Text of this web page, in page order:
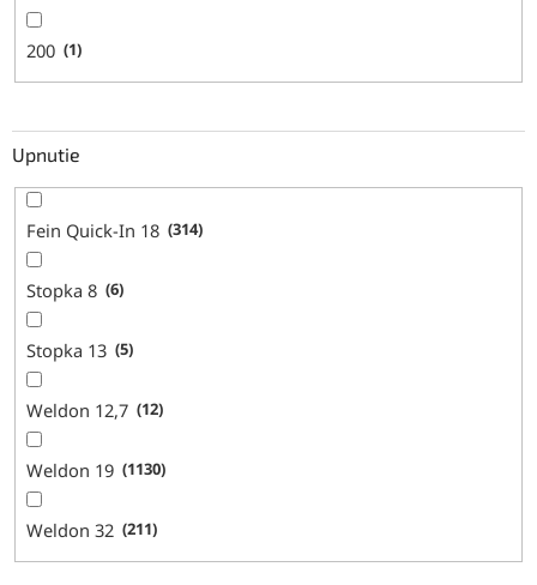
200 1
Upnutie
Fein Quick-In 18 314
Stopka 8 6
Stopka 13 5
Weldon 12,7 12
Weldon 19 1130
Weldon 32 211